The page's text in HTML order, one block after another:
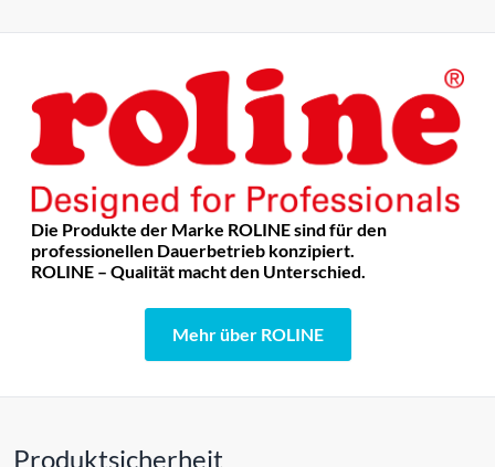
Die Produkte der Marke ROLINE sind für den
professionellen Dauerbetrieb konzipiert.
ROLINE – Qualität macht den Unterschied.
Mehr über ROLINE
Produktsicherheit